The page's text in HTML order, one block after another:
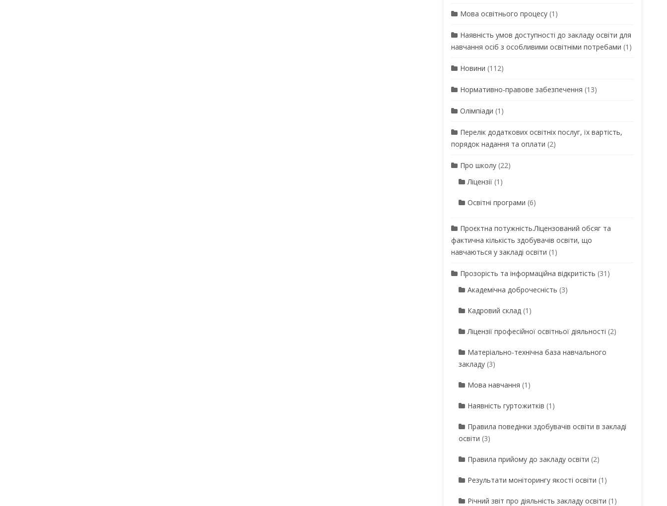
Мова освітнього процесу(1)
Наявність умов доступності до закладу освіти для
навчання осіб з особливими освітніми потребами (1)
Новини (112)
Нормативно-правове забезпечення (13)
Олімпіади (1)
Перелік додаткових освітніх послуг, їх вартість,
порядок надання та оплати (2)
Про школу(22)
Ліцензії(1)
Освітні програми (6)
Проєктна потужність.Ліцензований обсяг та
фактична кількість здобувачів освіти, що
навчаються у закладі освіти (1)
Прозорість та інформаційна відкритість (31)
Академічна доброчесність (3)
Кадровий склад(1)
Ліцензії професійної освітньої діяльності (2)
Матеріально-технічна база навчального
закладу(3)
Мова навчання (1)
Наявність гуртожитків (1)
Правила поведінки здобувачів освіти в закладі
освіти (3)
Правила прийому до закладу освіти (2)
Результати моніторингу якості освіти (1)
Річний звіт про діяльність закладу освіти (1)